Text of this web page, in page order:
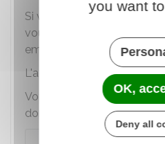
Si vous souhaitez faire un
vous devez en faire la
employeur.
L'accord de votre
Votre employeur peut
don jours.
you want
OK,
Deny all